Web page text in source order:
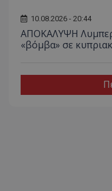
10.08.2026 - 20:44
ΑΠΟΚΑΛΥΨΗ
«βόμβα» σε